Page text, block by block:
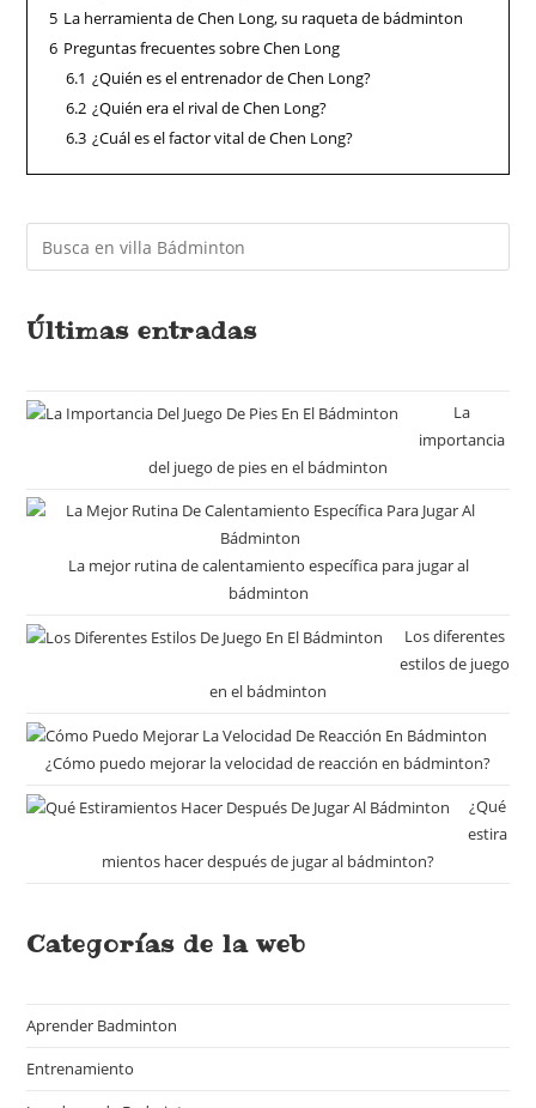
5 La herramienta de Chen Long, su raqueta de bádminton
6 Preguntas frecuentes sobre Chen Long
6.1 ¿Quién es el entrenador de Chen Long?
6.2 ¿Quién era el rival de Chen Long?
6.3 ¿Cuál es el factor vital de Chen Long?
Últimas entradas
La
importancia
del juego de pies en el bádminton
La mejor rutina de calentamiento específica para jugar al
bádminton
Los diferentes
estilos de juego
en el bádminton
¿Cómo puedo mejorar la velocidad de reacción en bádminton?
¿Qué
estira
mientos hacer después de jugar al bádminton?
Categorías de la web
Aprender Badminton
Entrenamiento